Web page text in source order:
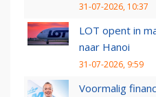
31-07-2026, 10:37
LOT opent in
naar Hanoi
31-07-2026, 9:59
Voormalig